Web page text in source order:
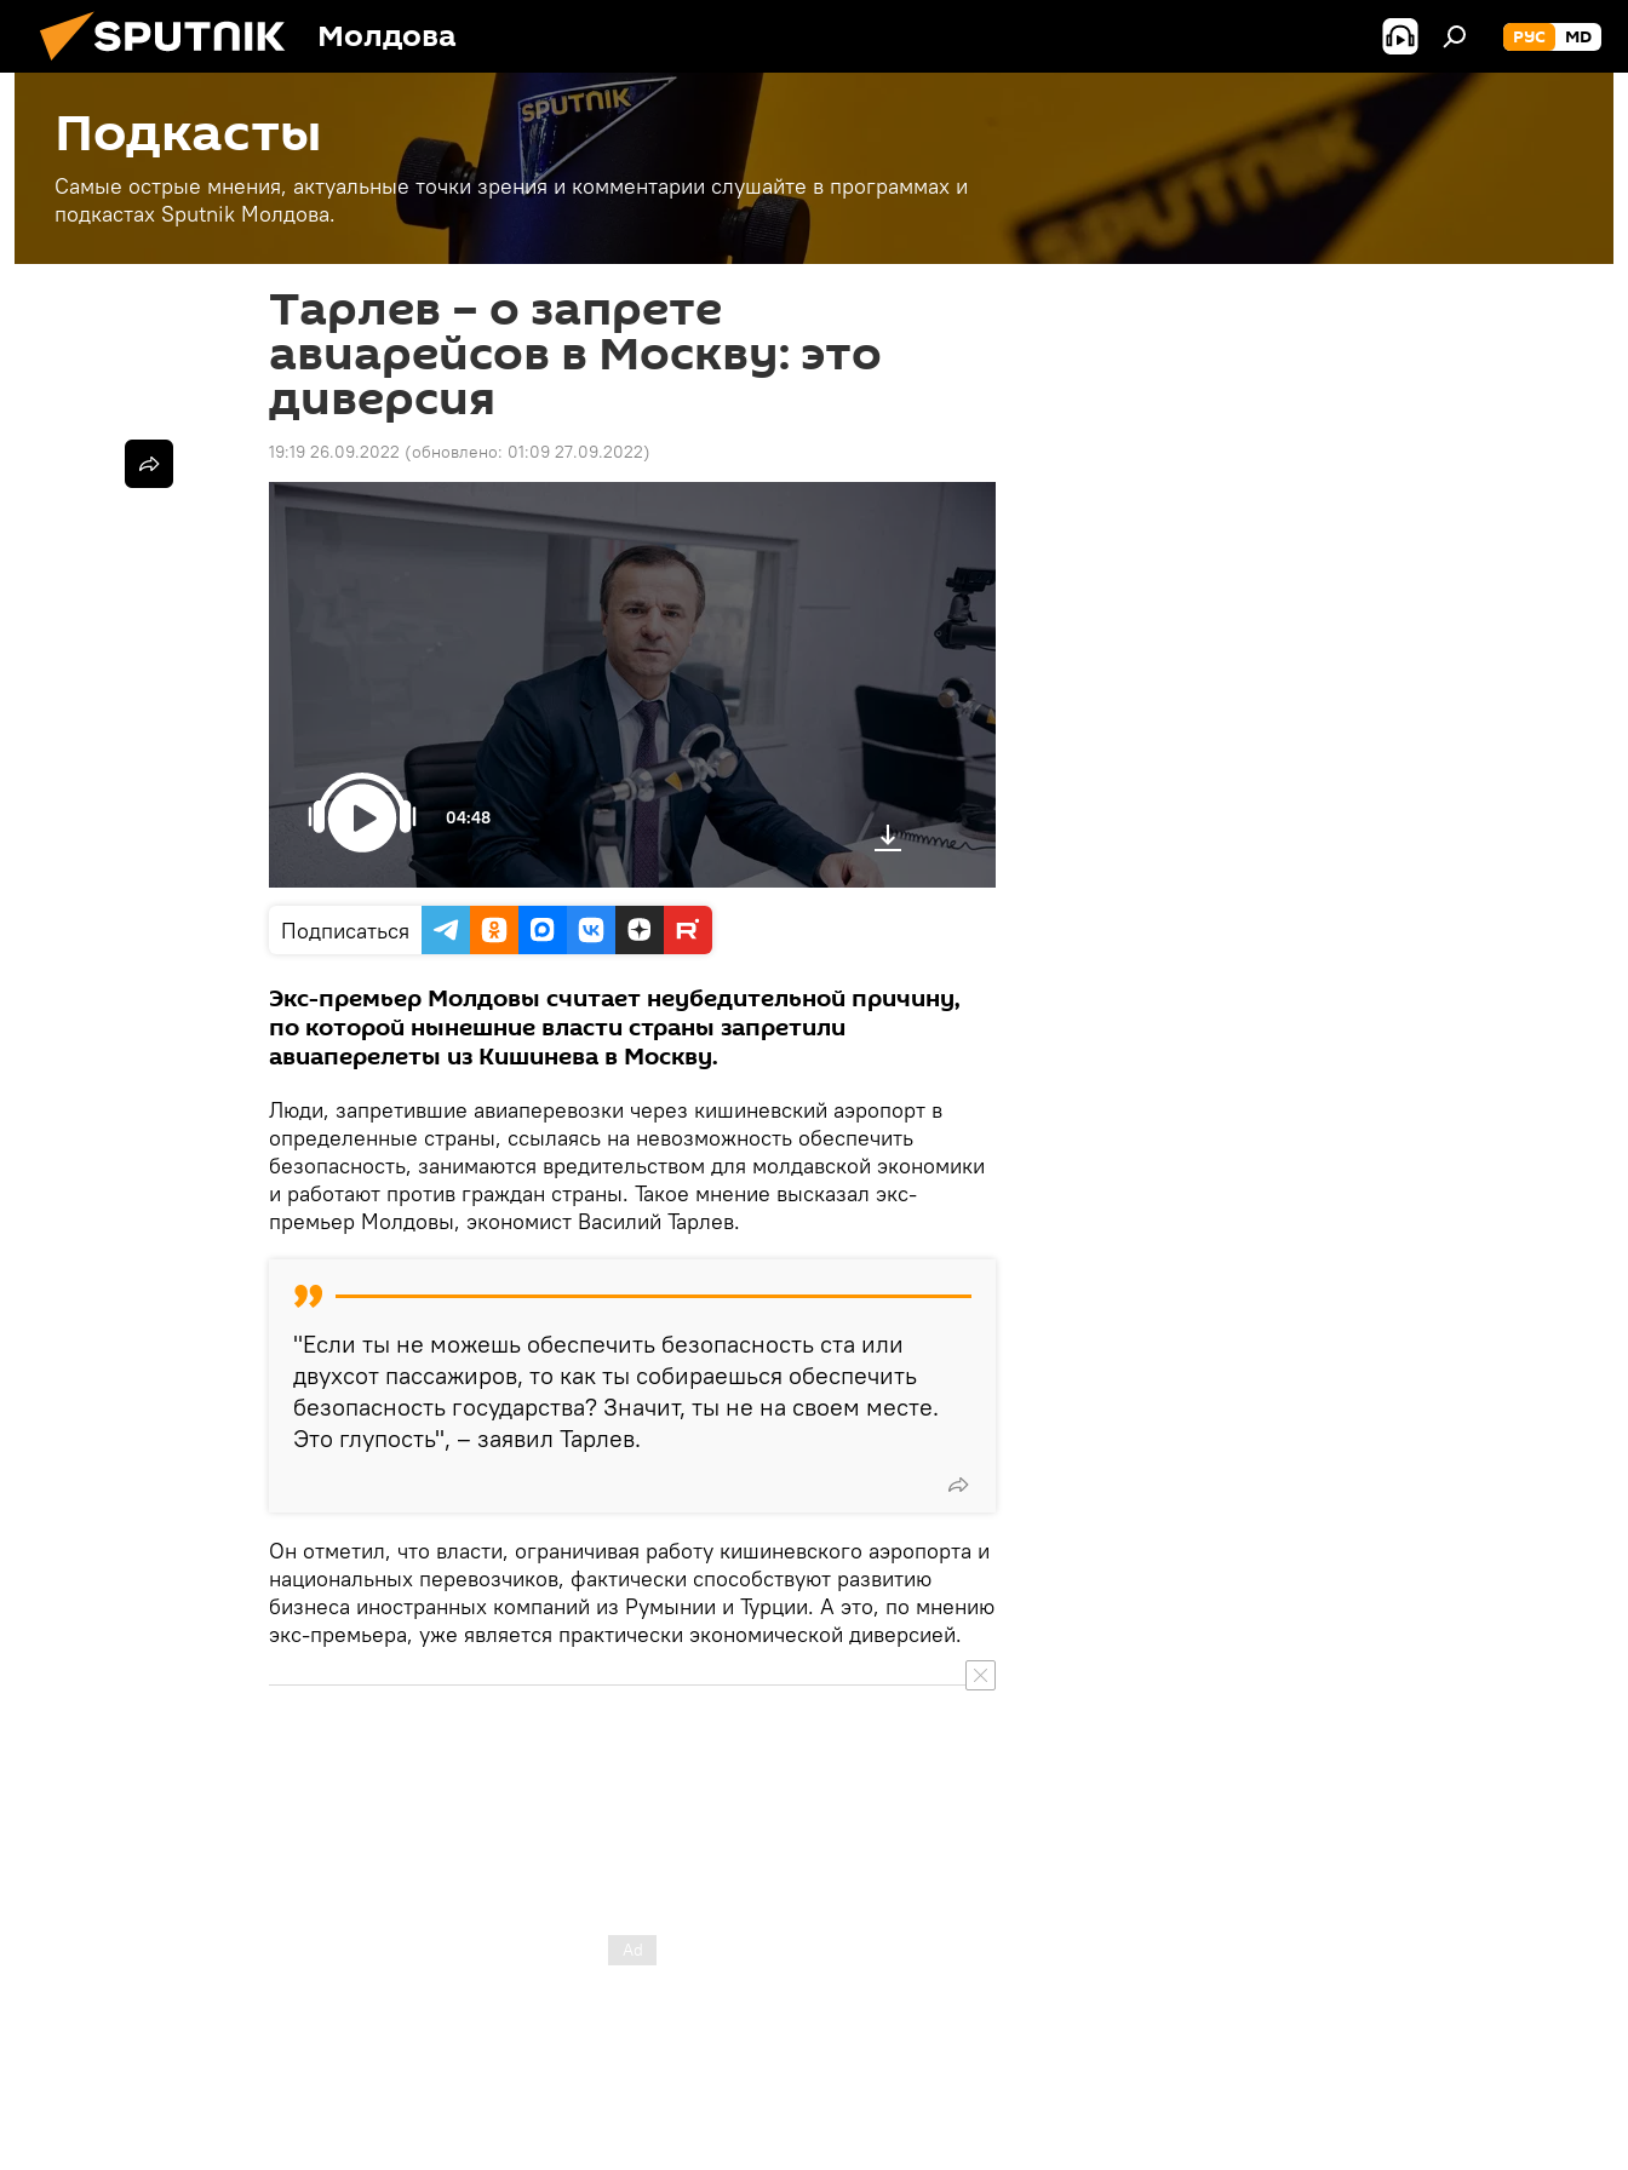
Молдова РУС MD
Подкасты
Самые острые мнения, актуальные точки зрения и комментарии слушайте в программах и
подкастах Sputnik Молдова.
Тарлев – о запрете
авиарейсов в Москву: это
диверсия
19:19 26.09.2022 (обновлено: 01:09 27.09.2022)
04:48
Подписаться
Экс-премьер Молдовы считает неубедительной причину,
по которой нынешние власти страны запретили
авиаперелеты из Кишинева в Москву.
Люди, запретившие авиаперевозки через кишиневский аэропорт в
определенные страны, ссылаясь на невозможность обеспечить
безопасность, занимаются вредительством для молдавской экономики
и работают против граждан страны. Такое мнение высказал экс-
премьер Молдовы, экономист Василий Тарлев.
"Если ты не можешь обеспечить безопасность ста или
двухсот пассажиров, то как ты собираешься обеспечить
безопасность государства? Значит, ты не на своем месте.
Это глупость", – заявил Тарлев.
Он отметил, что власти, ограничивая работу кишиневского аэропорта и
национальных перевозчиков, фактически способствуют развитию
бизнеса иностранных компаний из Румынии и Турции. А это, по мнению
экс-премьера, уже является практически экономической диверсией.